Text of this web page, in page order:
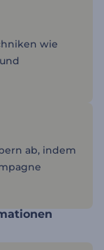
wie
ab, indem